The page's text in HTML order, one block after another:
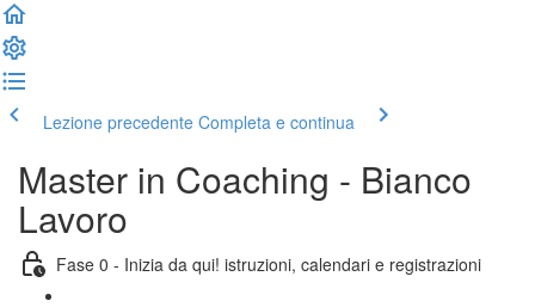
Lezione precedente Completa e continua
Master in Coaching - Bianco
Lavoro
Fase 0 - Inizia da qui! istruzioni, calendari e registrazioni